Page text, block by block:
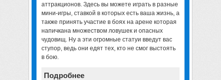
аттракционов. Здесь вы можете играть в разные
мини-игры, ставкой в которых есть ваша жизнь, а
также принять участие в боях на арене которая
напичкана множеством ловушек и опасных
чудовищ. Ну а эти огромные статуи введут вас
ступор, ведь они едят тех, кто не смог выстоять
в бою.
Подробнее